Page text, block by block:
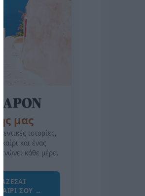
μας
ιστορίες,
και ένας
ενώνει κάθε μέρα.
ΣΟΥ →